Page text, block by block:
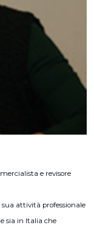
e revisore
sua attività professionale
sia in Italia che